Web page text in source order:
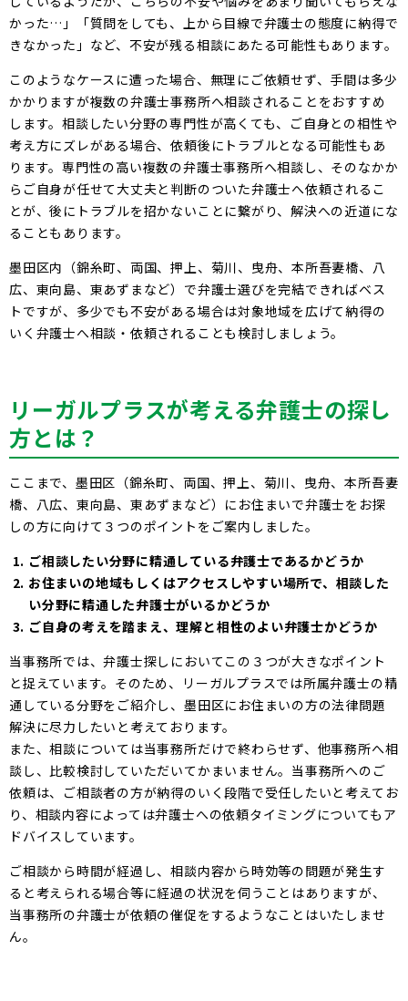
かった…」「質問をしても、上から目線で弁護士の態度に納得で
きなかった」など、不安が残る相談にあたる可能性もあります。
このようなケースに遭った場合、無理にご依頼せず、手間は多少
かかりますが複数の弁護士事務所へ相談されることをおすすめ
します。相談したい分野の専門性が高くても、ご自身との相性や
考え方にズレがある場合、依頼後にトラブルとなる可能性もあ
ります。専門性の高い複数の弁護士事務所へ相談し、そのなかか
らご自身が任せて大丈夫と判断のついた弁護士へ依頼されるこ
とが、後にトラブルを招かないことに繋がり、解決への近道にな
ることもあります。
墨田区内（錦糸町、両国、押上、菊川、曳舟、本所吾妻橋、八
広、東向島、東あずまなど）で弁護士選びを完結できればベス
トですが、多少でも不安がある場合は対象地域を広げて納得の
いく弁護士へ相談・依頼されることも検討しましょう。
リーガルプラスが考える弁護士の探し
方とは？
ここまで、墨田区（錦糸町、両国、押上、菊川、曳舟、本所吾妻
橋、八広、東向島、東あずまなど）にお住まいで弁護士をお探
しの方に向けて３つのポイントをご案内しました。
ご相談したい分野に精通している弁護士であるかどうか
お住まいの地域もしくはアクセスしやすい場所で、相談した
い分野に精通した弁護士がいるかどうか
ご自身の考えを踏まえ、理解と相性のよい弁護士かどうか
当事務所では、弁護士探しにおいてこの３つが大きなポイント
と捉えています。そのため、リーガルプラスでは所属弁護士の精
通している分野をご紹介し、墨田区にお住まいの方の法律問題
解決に尽力したいと考えております。
また、相談については当事務所だけで終わらせず、他事務所へ相
談し、比較検討していただいてかまいません。当事務所へのご
依頼は、ご相談者の方が納得のいく段階で受任したいと考えてお
り、相談内容によっては弁護士への依頼タイミングについてもア
ドバイスしています。
ご相談から時間が経過し、相談内容から時効等の問題が発生す
ると考えられる場合等に経過の状況を伺うことはありますが、
当事務所の弁護士が依頼の催促をするようなことはいたしませ
ん。